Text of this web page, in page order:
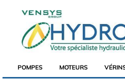
POMPES MOTEURS